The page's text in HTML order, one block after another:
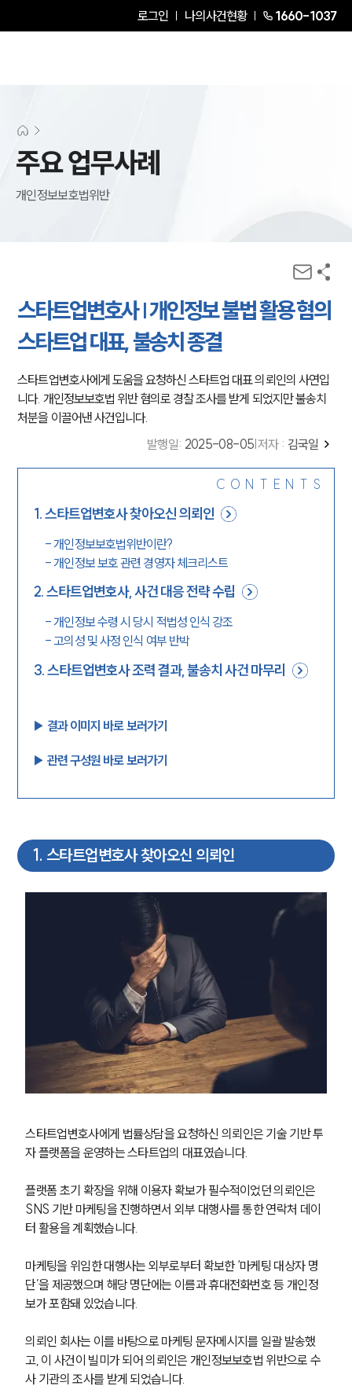
로그인 나의사건현황 1660-1037
주요 업무사례
개인정보보호법위반
스타트업변호사 | 개인정보 불법 활용 혐의
스타트업 대표, 불송치 종결
스타트업변호사에게 도움을 요청하신 스타트업 대표 의뢰인의 사연입
니다. 개인정보보호법 위반 혐의로 경찰 조사를 받게 되었지만 불송치
처분을 이끌어낸 사건입니다.
발행일: 2025-08-05 저자 : 김국일
CONTENTS
1.스타트업변호사 찾아오신 의뢰인
-개인정보보호법위반이란?
-개인정보 보호 관련 경영자 체크리스트
2.스타트업변호사, 사건 대응 전략 수립
-개인정보 수령 시 당시 적법성 인식 강조
-고의성 및 사정 인식 여부 반박
3.스타트업변호사 조력 결과, 불송치 사건 마무리
▶︎ 결과 이미지 바로 보러가기
▶︎ 관련 구성원 바로 보러가기
1 . 스타트업변호사 찾아오신 의뢰인
스타트업변호사에게 법률상담을 요청하신 의뢰인은 기술 기반 투
자 플랫폼을 운영하는 스타트업의 대표였습니다.
플랫폼 초기 확장을 위해 이용자 확보가 필수적이었던 의뢰인은
SNS 기반 마케팅을 진행하면서 외부 대행사를 통한 연락처 데이
터 활용을 계획했습니다.
마케팅을 위임한 대행사는 외부로부터 확보한 ‘마케팅 대상자 명
단’을 제공했으며 해당 명단에는 이름과 휴대전화번호 등 개인정
보가 포함돼 있었습니다.
의뢰인 회사는 이를 바탕으로 마케팅 문자메시지를 일괄 발송했
고, 이 사건이 빌미가 되어 의뢰인은 개인정보보호법 위반으로 수
사 기관의 조사를 받게 되었습니다.